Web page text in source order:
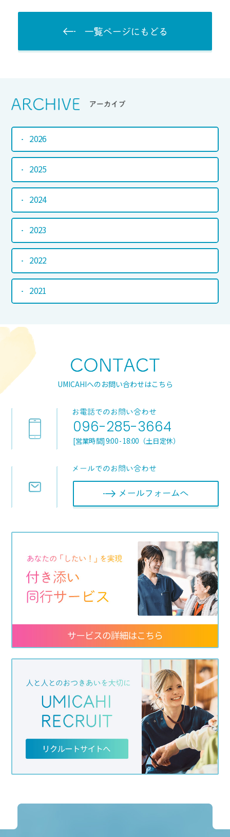
Srchive
2026
2025
2024
2023
2022
2021
UMICAHIへのお問い合わせはこちら
096-285-3664
[営業時間] 9:00 - 18:00（土日定休）